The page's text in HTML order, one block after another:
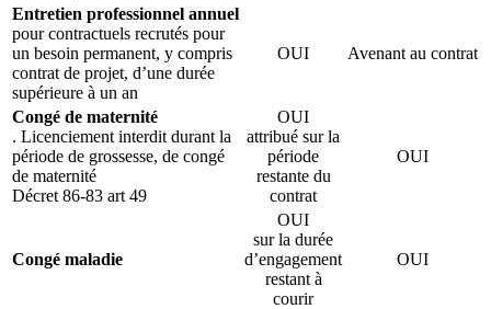
Entretien professionnel annuel
pour contractuels recrutés pour
un besoin permanent, y compris
contrat de projet, d’une durée
supérieure à un an
OUI Avenant au contrat
Congé de maternité
. Licenciement interdit durant la
période de grossesse, de congé
de maternité
Décret 86-83 art 49
OUI
attribué sur la
période
restante du
contrat
OUI
Congé maladie
OUI
sur la durée
d’engagement
restant à
courir
OUI